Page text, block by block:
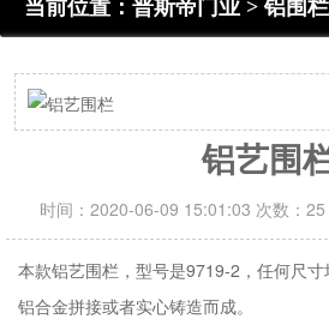
当前位置： 普斯帝门业 >铝围
铝艺围
时间：2020-06-09 15:01:03 次数：
本款铝艺围栏，型号是9719-2，任何尺
铝合金拼接或者实心铸造而成。